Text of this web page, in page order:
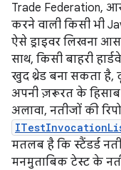
Trade Federation,
करने वाली किसी भी
ऐसे ड्राइवर लिखना
साथ, किसी बाहरी
खुद थ्रेड बना सकता है,
अपनी ज़रूरत के
अलावा, नतीजों की
मतलब है कि स्टैंडर्ड
मनमुताबिक टेस्ट के